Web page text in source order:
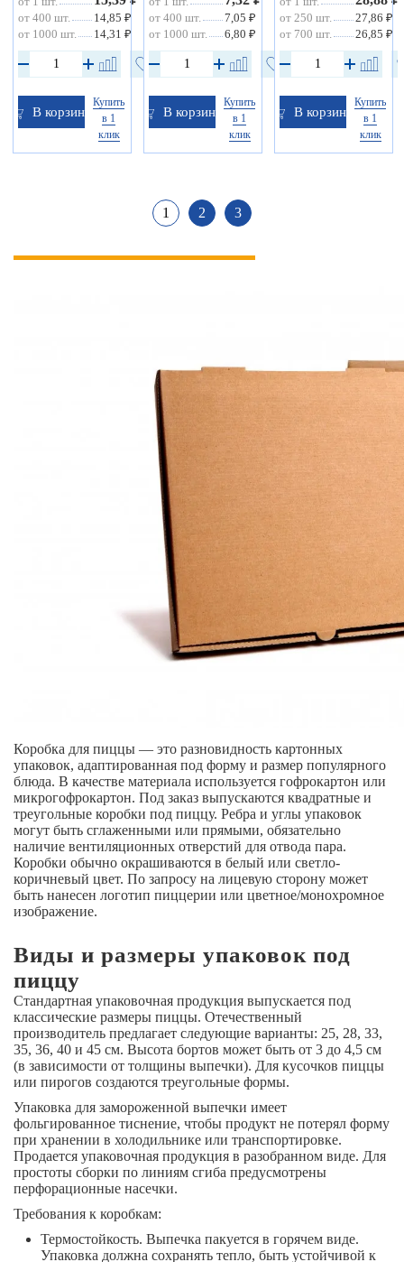
от 400 шт.
14,85 ₽
от 1000 шт.
14,31 ₽
В корзину
Купить
в 1
клик
от 400 шт.
7,05 ₽
от 1000 шт.
6,80 ₽
В корзину
Купить
в 1
клик
от 250 шт.
27,86 ₽
от 700 шт.
26,85 ₽
В корзину
Купить
в 1
клик
1 2 3
Коробка для пиццы — это разновидность картонных
упаковок, адаптированная под форму и размер популярного
блюда. В качестве материала используется гофрокартон или
микрогофрокартон. Под заказ выпускаются квадратные и
треугольные коробки под пиццу. Ребра и углы упаковок
могут быть сглаженными или прямыми, обязательно
наличие вентиляционных отверстий для отвода пара.
Коробки обычно окрашиваются в белый или светло-
коричневый цвет. По запросу на лицевую сторону может
быть нанесен логотип пиццерии или цветное/монохромное
изображение.
Виды и размеры упаковок под
пиццу
Стандартная упаковочная продукция выпускается под
классические размеры пиццы. Отечественный
производитель предлагает следующие варианты: 25, 28, 33,
35, 36, 40 и 45 см. Высота бортов может быть от 3 до 4,5 см
(в зависимости от толщины выпечки). Для кусочков пиццы
или пирогов создаются треугольные формы.
Упаковка для замороженной выпечки имеет
фольгированное тиснение, чтобы продукт не потерял форму
при хранении в холодильнике или транспортировке.
Продается упаковочная продукция в разобранном виде. Для
простоты сборки по линиям сгиба предусмотрены
перфорационные насечки.
Требования к коробкам:
Термостойкость. Выпечка пакуется в горячем виде.
Упаковка должна сохранять тепло, быть устойчивой к